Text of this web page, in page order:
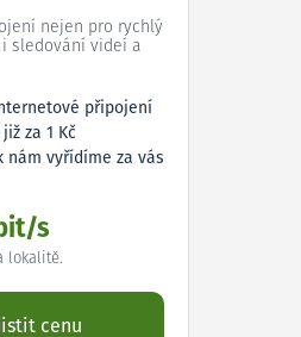
nejen pro rychlý
sledování videí a
připojení
za 1 Kč
nám vyřídíme za vás
s
lokalitě.
cenu